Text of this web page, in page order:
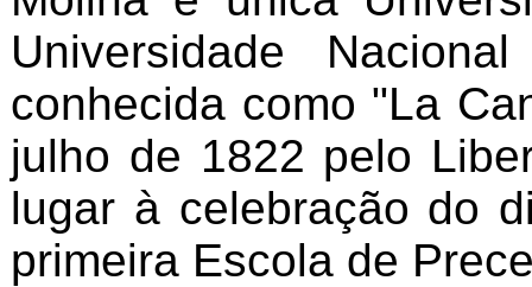
Universidade
conhecida como "La
julho de 1822 pelo
lugar à celebração do
primeira Escola de